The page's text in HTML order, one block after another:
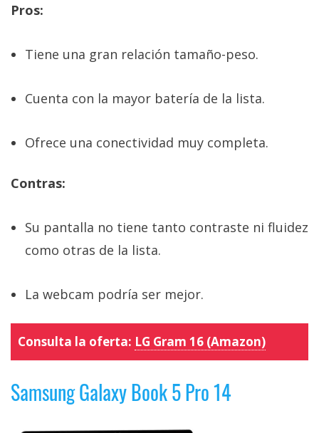
Pros:
Tiene una gran relación tamaño-peso.
Cuenta con la mayor batería de la lista.
Ofrece una conectividad muy completa.
Contras:
Su pantalla no tiene tanto contraste ni fluidez
como otras de la lista.
La webcam podría ser mejor.
Consulta la oferta: LG Gram 16 (Amazon)
Samsung Galaxy Book 5 Pro 14